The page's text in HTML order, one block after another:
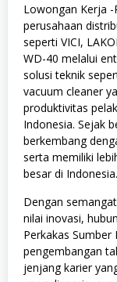
Lowongan Kerja -
perusahaan
seperti VICI,
WD-40 melalui
solusi teknik
vacuum cleaner
produktivitas
Indonesia. Sejak
berkembang
serta memiliki
besar di Indonesia.
Dengan
nilai inovasi,
Perkakas
pengembangan
jenjang karier